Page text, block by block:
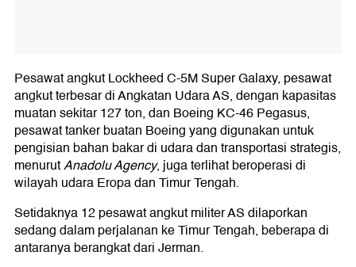
Pesawat angkut Lockheed C-5M Super Galaxy, pesawat
angkut terbesar di Angkatan Udara AS, dengan kapasitas
muatan sekitar 127 ton, dan Boeing KC-46 Pegasus,
pesawat tanker buatan Boeing yang digunakan untuk
pengisian bahan bakar di udara dan transportasi strategis,
menurutAnadolu Agency, juga terlihat beroperasi di
wilayah udara Eropa dan Timur Tengah.
Setidaknya 12 pesawat angkut militer AS dilaporkan
sedang dalam perjalanan ke Timur Tengah, beberapa di
antaranya berangkat dari Jerman.